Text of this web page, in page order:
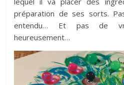
préparation de ses sorts.
entendu… Et pas de
heureusement…